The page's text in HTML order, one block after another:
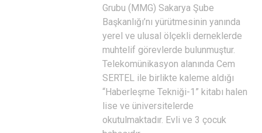
Grubu (MMG) Sakarya Şube
Başkanlığı’nı yürütmesinin yanında
yerel ve ulusal ölçekli derneklerde
muhtelif görevlerde bulunmuştur.
Telekomünikasyon alanında Cem
SERTEL ile birlikte kaleme aldığı
“Haberleşme Tekniği-1” kitabı halen
lise ve üniversitelerde
okutulmaktadır. Evli ve 3 çocuk